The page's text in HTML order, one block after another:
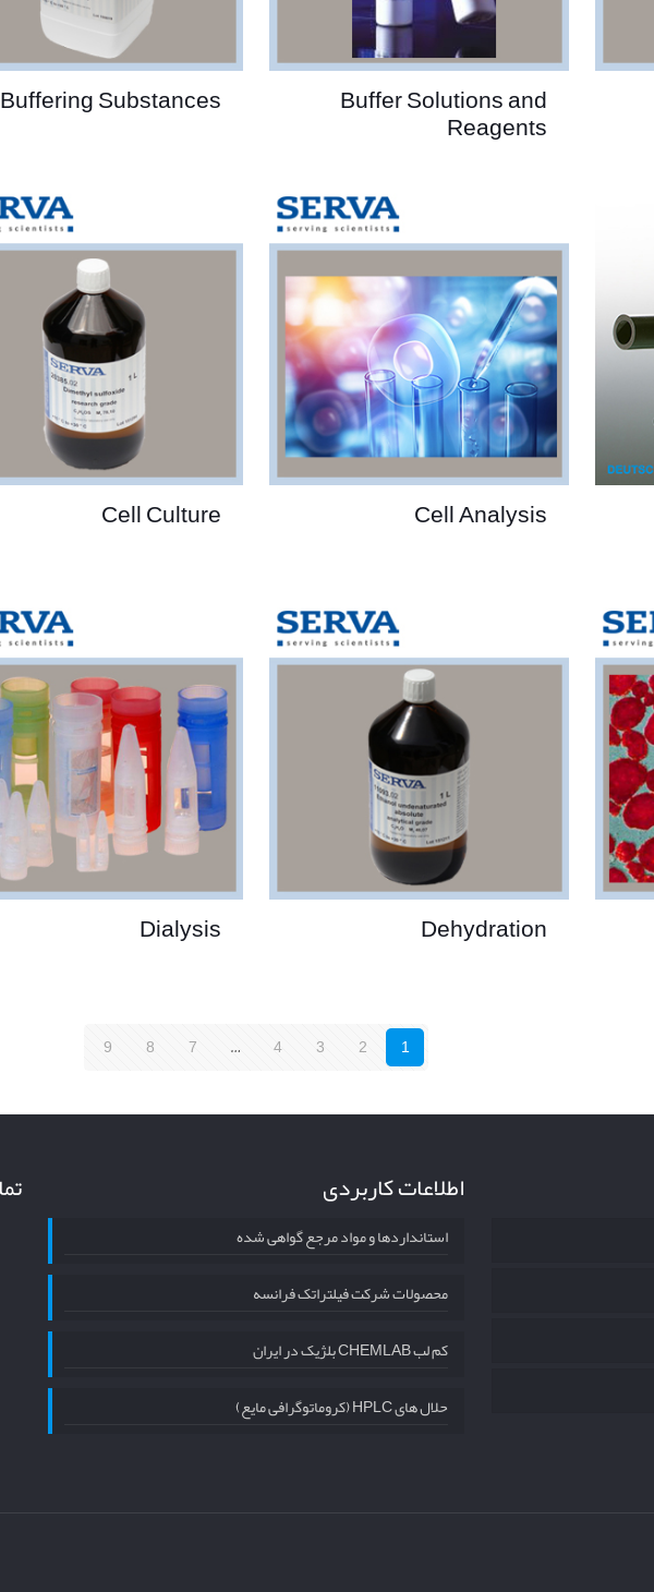
Buffer Solutions and
Reagents
Buffering Substances
Cell Analysis
Cell Culture
Dehydration
Dialysis
1
2
3
4
…
7
8
9
اطلاعات کاربردی
استانداردها و مواد مرجع گواهی شده
محصولات شرکت فیلتراتک فرانسه
کم لب CHEMLAB بلژیک در ایران
حلال های HPLC (کروماتوگرافی مایع)